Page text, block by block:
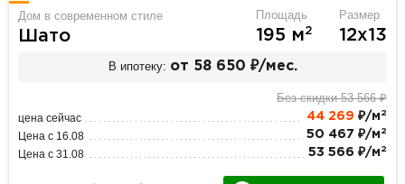
Дом в современном стиле
Шато
Площадь
195 м2
Размер
12х13
В ипотеку: от 58 650 ₽/мес.
Без скидки 53 566 ₽
цена сейчас 44 269 ₽/м 2
Цена с 16.08 50 467 ₽/м 2
Цена с 31.08 53 566 ₽/м 2